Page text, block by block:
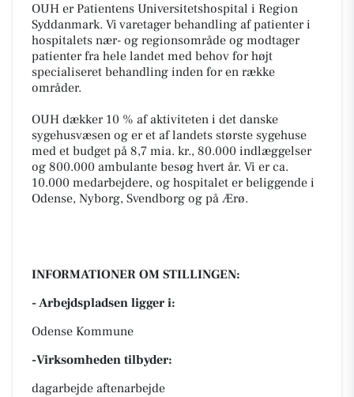
OUH er Patientens Universitetshospital i Region
Syddanmark. Vi varetager behandling af patienter i
hospitalets nær- og regionsområde og modtager
patienter fra hele landet med behov for højt
specialiseret behandling inden for en række
områder.
OUH dækker 10 % af aktiviteten i det danske
sygehusvæsen og er et af landets største sygehuse
med et budget på 8,7 mia. kr., 80.000 indlæggelser
og 800.000 ambulante besøg hvert år. Vi er ca.
10.000 medarbejdere, og hospitalet er beliggende i
Odense, Nyborg, Svendborg og på Ærø.
INFORMATIONER OM STILLINGEN:
- Arbejdspladsen ligger i:
Odense Kommune
-Virksomheden tilbyder:
dagarbejde aftenarbejde